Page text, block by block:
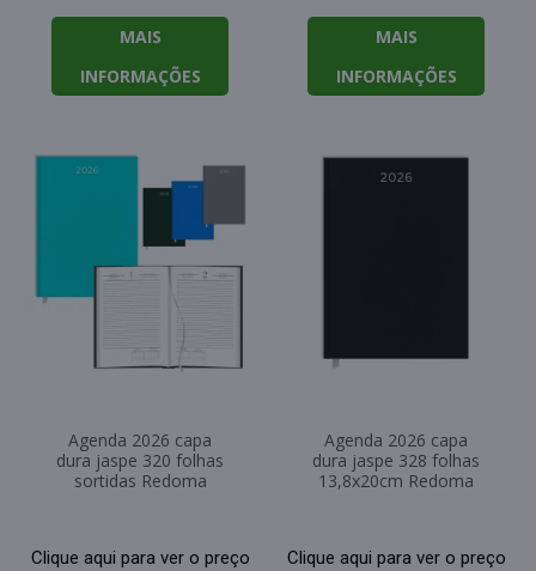
MAIS
INFORMAÇÕES
MAIS
INFORMAÇÕES
Agenda 2026 capa
dura jaspe 320 folhas
sortidas Redoma
Clique aqui para ver o preço
Agenda 2026 capa
dura jaspe 328 folhas
13,8x20cm Redoma
Clique aqui para ver o preço